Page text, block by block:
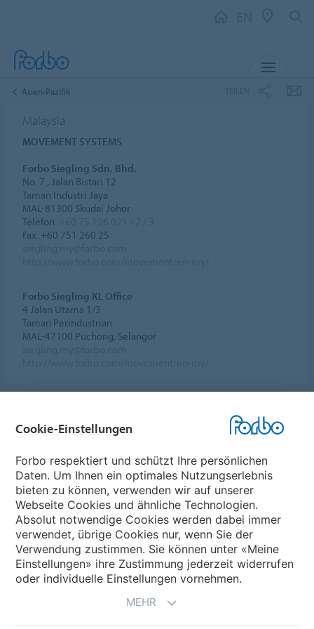
Asien-Pazifik
Malaysia
MOVEMENT SYSTEMS
Forbo Siegling Sdn. Bhd.
No. 7 , Jalan Bistari 12
Taman Industri Jaya
MAL-81300 Skudai Johor
Telefon:
Fax: +60 751 260 25
Forbo Siegling KL Office
4 Jalan Utama 1/3
Taman Perindustrian
MAL-47100 Puchong, Selangor
Forbo-Gruppe
Forbo Flooring Systems
Forbo Movement Systems
Cookie-Einstellungen
Forbo respektiert und schützt Ihre persönlichen
Daten. Um Ihnen ein optimales Nutzungserlebnis
bieten zu können, verwenden wir auf unserer
Webseite Cookies und ähnliche Technologien.
Absolut notwendige Cookies werden dabei immer
verwendet, übrige Cookies nur, wenn Sie der
Verwendung zustimmen. Sie können unter «Meine
Einstellungen» ihre Zustimmung jederzeit widerrufen
oder individuelle Einstellungen vornehmen.
MEHR